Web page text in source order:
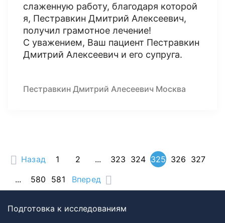
слаженную работу, благодаря которой
я, Пестравкин Дмитрий Алексеевич,
получил грамотное лечение!
С уважением, Ваш пациент Пестравкин
Дмитрий Алексеевич и его супруга.
Пестравкин Дмитрий Алесеевич Москва
Назад 1 2 ... 323 324 325 326 327
...
580 581 Вперед
Подготовка к исследованиям